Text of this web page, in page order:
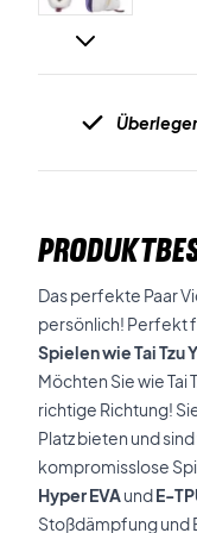
Das perfekte Paar
persönlich! Perfekt
Spielen wie Tai Tzu
Möchten Sie wie Tai
richtige Richtung!
Platz bieten und
kompromisslose
Hyper EVAundE-
Stoßdämpfung und